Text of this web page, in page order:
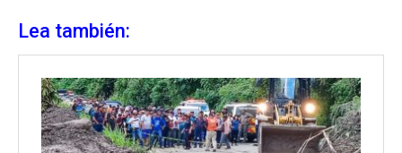
Lea también: